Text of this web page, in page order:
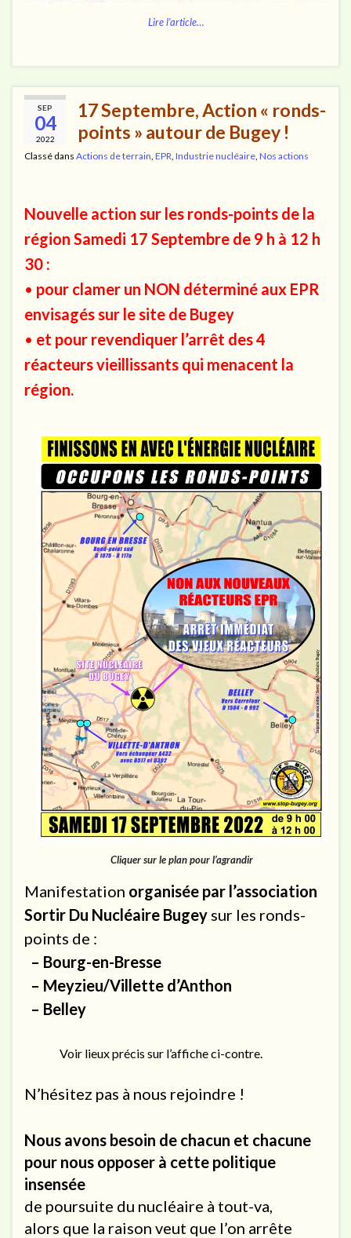
Lire l’article…
SEP
04
2022
17 Septembre, Action « ronds-
points » autour de Bugey !
Classé dans Actions de terrain EPR Industrie nucléaire Nos actions
Nouvelle action sur les ronds-points de la
région Samedi 17 Septembre de 9 h à 12 h
30 :
• pour clamer un NON déterminé aux EPR
envisagés sur le site de Bugey
• et pour revendiquer l’arrêt des 4
réacteurs vieillissants qui menacent la
région.
Cliquer sur le plan pour l’agrandir
Manifestation organisée par l’association
Sortir Du Nucléaire Bugey sur les ronds-
points de :
– Bourg-en-Bresse
– Meyzieu/Villette d’Anthon
– Belley
Voir lieux précis sur l’affiche ci-contre.
N’hésitez pas à nous rejoindre !
Nous avons besoin de chacun et chacune
pour nous opposer à cette politique
insensée
de poursuite du nucléaire à tout-va,
alors que la raison veut que l’on arrête